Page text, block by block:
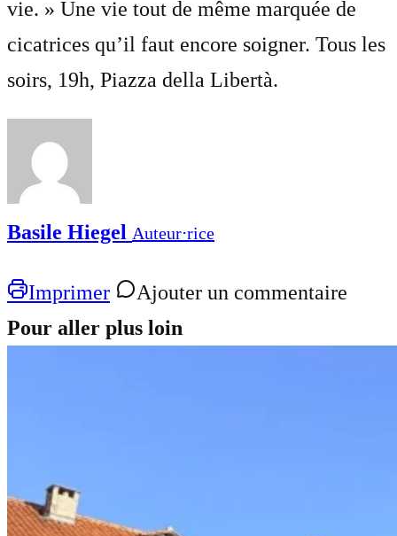
vie. » Une vie tout de même marquée de
cicatrices qu’il faut encore soigner. Tous les
soirs, 19h, Piazza della Libertà.
Basile Hiegel Auteur⋅rice
Imprimer
Ajouter un commentaire
Pour aller plus loin